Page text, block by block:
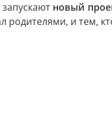
новый
родителями, и тем,